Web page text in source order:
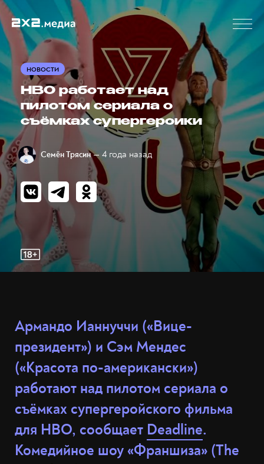
НОВОСТИ
HBO работает над
пилотом сериала о
съёмках супергероики
Семён Трясин — 4 года назад
Армандо Ианнуччи («Вице-
президент») и Сэм Мендес
(«Красота по-американски»)
работают над пилотом сериала о
съёмках супергеройского фильма
для HBO, сообщает Deadline.
Комедийное шоу «Франшиза» (The